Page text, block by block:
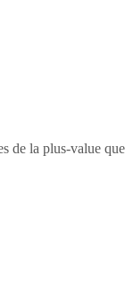
la plus-value